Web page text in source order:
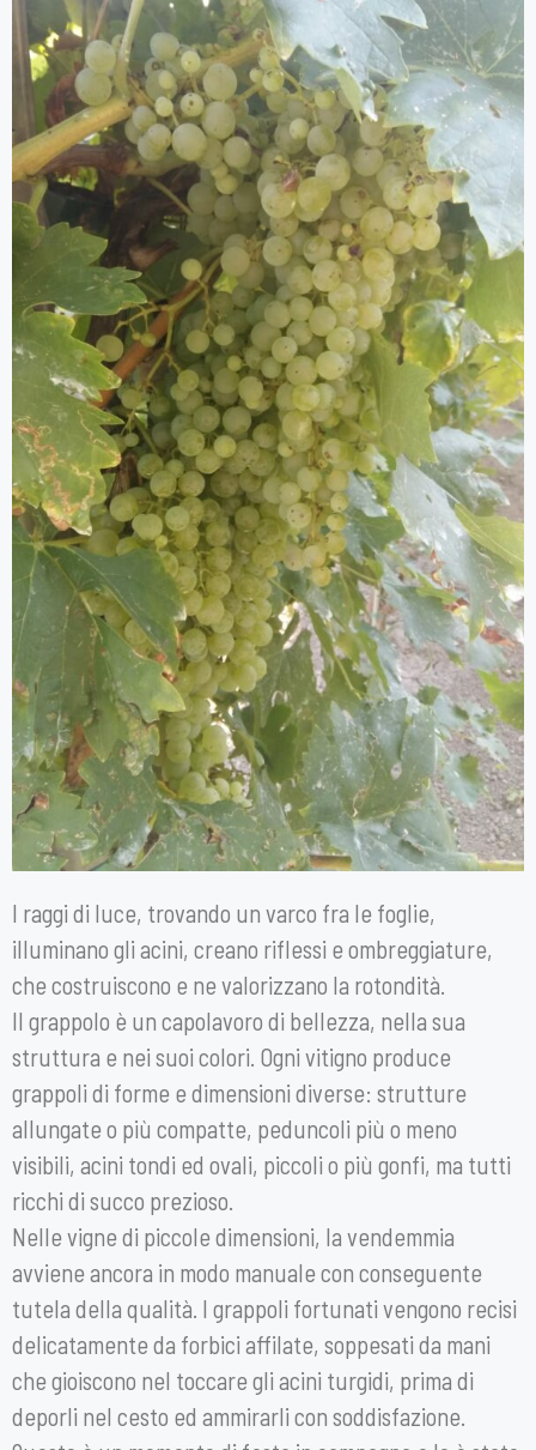
I raggi di luce, trovando un varco fra le foglie,
illuminano gli acini, creano riflessi e ombreggiature,
che costruiscono e ne valorizzano la rotondità.
Il grappolo è un capolavoro di bellezza, nella sua
struttura e nei suoi colori. Ogni vitigno produce
grappoli di forme e dimensioni diverse: strutture
allungate o più compatte, peduncoli più o meno
visibili, acini tondi ed ovali, piccoli o più gonfi, ma tutti
ricchi di succo prezioso.
Nelle vigne di piccole dimensioni, la vendemmia
avviene ancora in modo manuale con conseguente
tutela della qualità. I grappoli fortunati vengono recisi
delicatamente da forbici affilate, soppesati da mani
che gioiscono nel toccare gli acini turgidi, prima di
deporli nel cesto ed ammirarli con soddisfazione.